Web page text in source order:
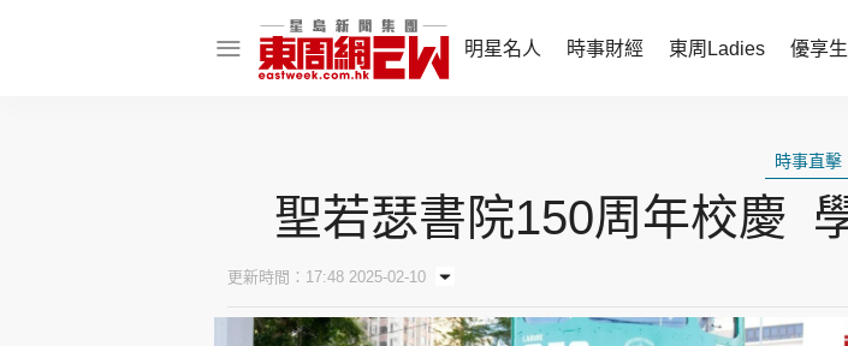
明星名人 時事財經 東周Ladies 優享
話題人物
東姑熱話
財經智庫
她世代力量
時
卓
時事直擊
聖若瑟書院150周年校慶
更新時間：17:48 2025-02-10